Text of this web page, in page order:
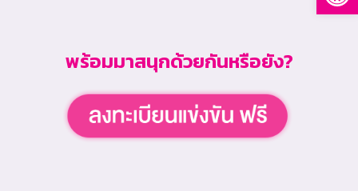
TH
EN
GSB Society
พร้อมมาสนุกด้วยกันหรือยัง?